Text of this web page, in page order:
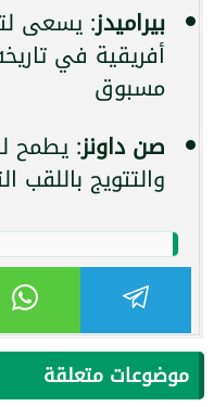
بيراميدز: يسعى
أفريقية في
مسبوق
صن داونز: يطمح
والتتويج باللقب
موضوعات متعلقة